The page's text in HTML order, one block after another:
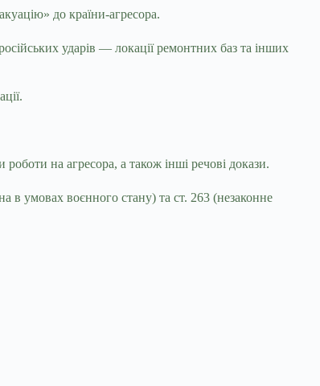
до країни-агресора.
ударів — локації ремонтних баз та інших
на агресора, а також інші речові докази.
в умовах воєнного стану) та ст. 263 (незаконне